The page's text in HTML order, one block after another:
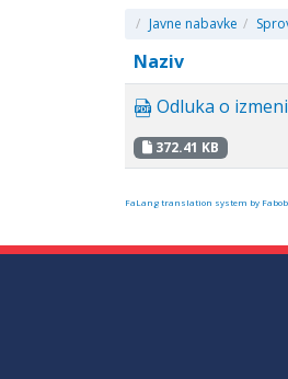
/ Javne nabavke /
Naziv
Odluka o
372.41 KB
FaLang translation system by